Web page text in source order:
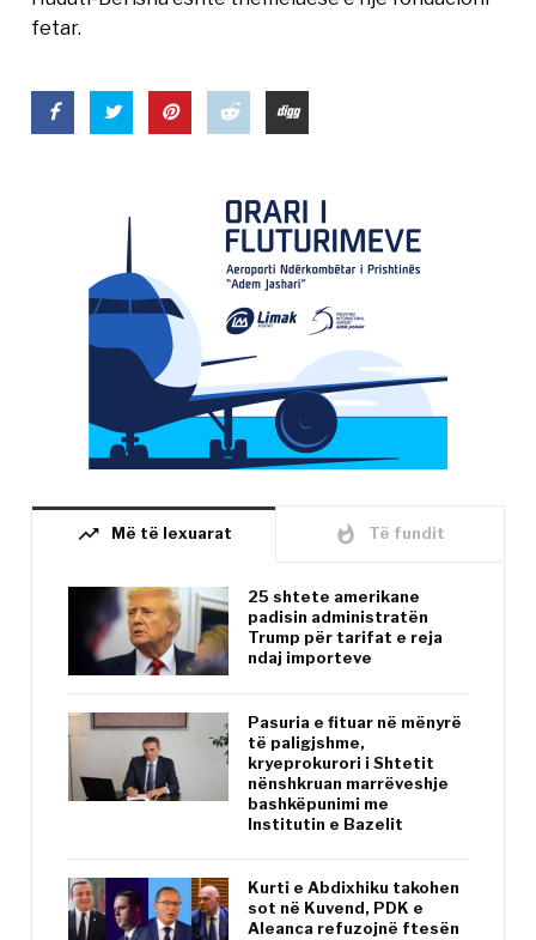
fetar.
trending_up Më të lexuarat whatshot Të fundit
25 shtete amerikane
padisin administratën
Trump për tarifat e reja
ndaj importeve
Pasuria e fituar në mënyrë
të paligjshme,
kryeprokurori i Shtetit
nënshkruan marrëveshje
bashkëpunimi me
Institutin e Bazelit
Kurti e Abdixhiku takohen
sot në Kuvend, PDK e
Aleanca refuzojnë ftesën